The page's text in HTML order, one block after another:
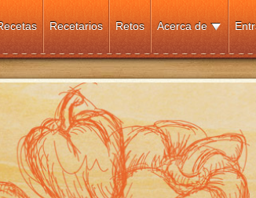
Acerca de
Retos
Recetarios